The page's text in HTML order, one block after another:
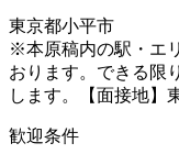
東京都小平市
※本原稿内の駅・エ
おります。できる限
します。【面接地】
歓迎条件